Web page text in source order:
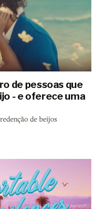
de pessoas que
- e oferece uma
de beijos